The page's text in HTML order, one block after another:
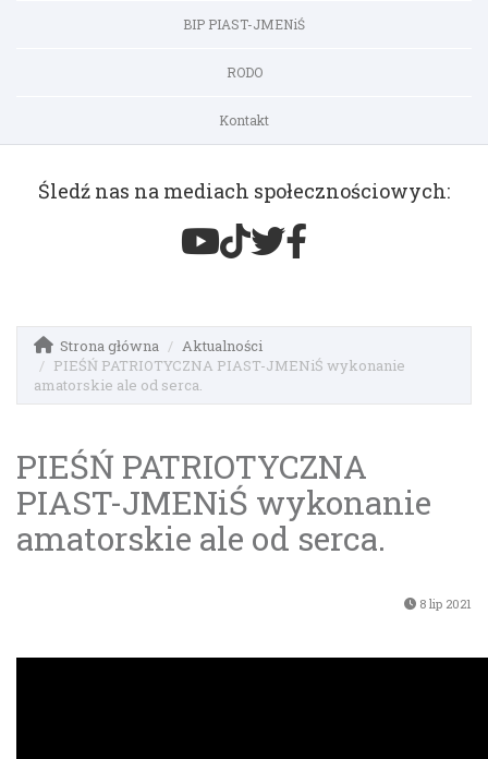
BIP PIAST-JMENiŚ
RODO
Kontakt
Śledź nas na mediach społecznościowych:
Strona główna
Aktualności
PIEŚŃ PATRIOTYCZNA PIAST-JMENiŚ wykonanie
amatorskie ale od serca.
PIEŚŃ PATRIOTYCZNA
PIAST-JMENiŚ wykonanie
amatorskie ale od serca.
8 lip 2021